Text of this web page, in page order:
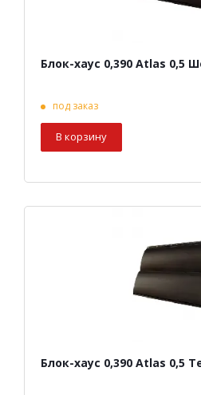
Блок-хаус 0,390 Atlas 0,5
под заказ
В корзину
Блок-хаус 0,390 Atlas 0,5